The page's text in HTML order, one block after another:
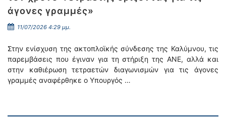
άγονες γραμμές»
11/07/2026 4:29 μμ.
Στην ενίσχυση της ακτοπλοϊκής σύνδεσης της Καλύμνου, τις
παρεμβάσεις που έγιναν για τη στήριξη της ΑΝΕ, αλλά και
στην καθιέρωση τετραετών διαγωνισμών για τις άγονες
γραμμές αναφέρθηκε ο Υπουργός …